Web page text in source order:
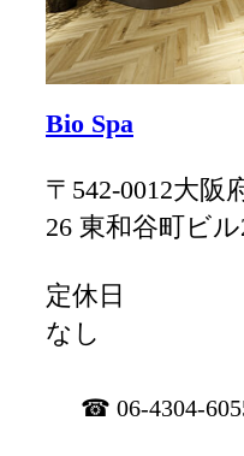
Bio Spa
〒542-0012大阪
26 東和谷町ビル
定休日
なし
☎ 06-4304-